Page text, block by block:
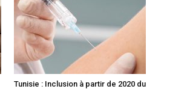
Tunisie : Inclusion à partir de 2020 du